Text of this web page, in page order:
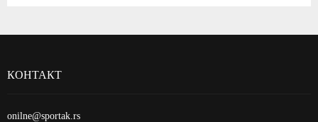
КОНТАКТ
onilne@sportak.rs